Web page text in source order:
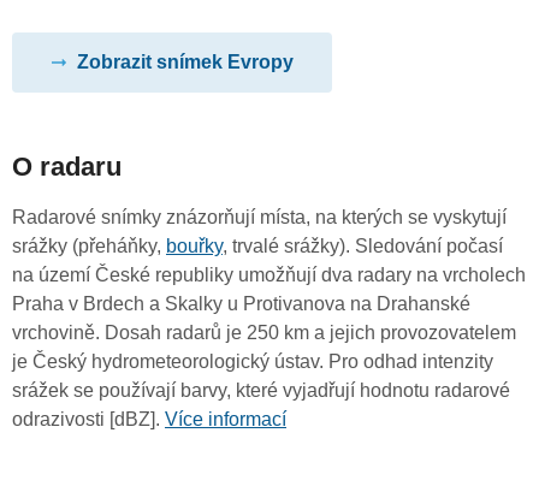
Zobrazit snímek Evropy
O radaru
Radarové snímky znázorňují místa, na kterých se vyskytují
srážky (přeháňky, bouřky, trvalé srážky). Sledování počasí
na území České republiky umožňují dva radary na vrcholech
Praha v Brdech a Skalky u Protivanova na Drahanské
vrchovině. Dosah radarů je 250 km a jejich provozovatelem
je Český hydrometeorologický ústav. Pro odhad intenzity
srážek se používají barvy, které vyjadřují hodnotu radarové
odrazivosti [dBZ]. Více informací